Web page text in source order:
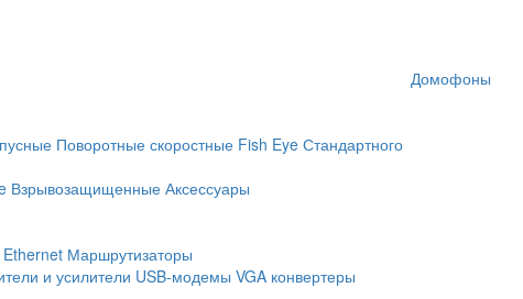
Домофоны
Поворотные скоростные Fish Eye Стандартного
Взрывозащищенные Аксессуары
Маршрутизаторы
и усилители USB-модемы VGA конвертеры